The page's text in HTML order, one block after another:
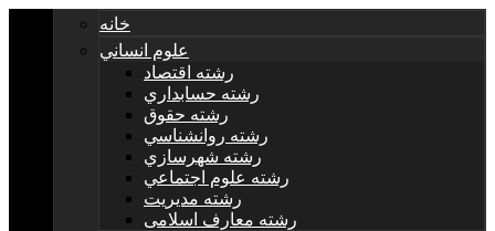
خانه
علوم انساني
رشته اقتصاد
رشته حسابداري
رشته حقوق
رشته روانشناسي
رشته شهرسازي
رشته علوم اجتماعي
رشته مديريت
رشته معارف اسلامی